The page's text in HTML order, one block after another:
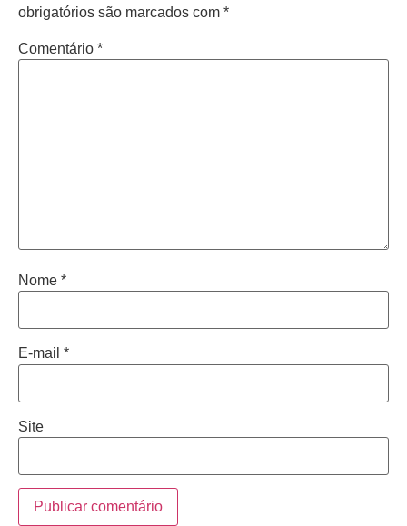
obrigatórios são marcados com *
Comentário *
Nome *
E-mail *
Site